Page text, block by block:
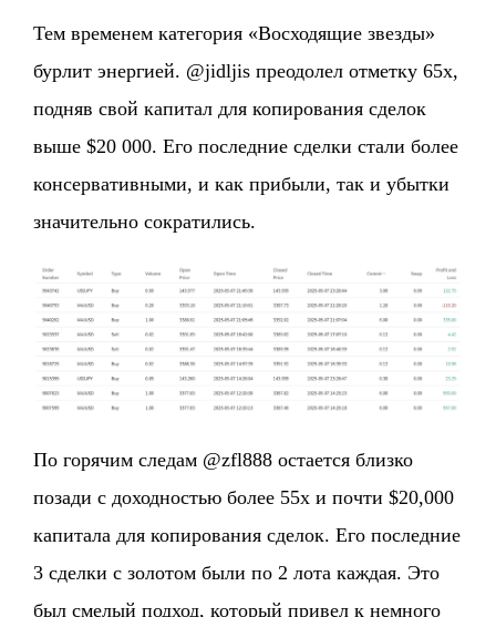
Тем временем категория «Восходящие звезды»
бурлит энергией. @jidljis преодолел отметку 65x,
подняв свой капитал для копирования сделок
выше $20 000. Его последние сделки стали более
консервативными, и как прибыли, так и убытки
значительно сократились.
По горячим следам @zfl888 остается близко
позади с доходностью более 55x и почти $20,000
капитала для копирования сделок. Его последние
3 сделки с золотом были по 2 лота каждая. Это
был смелый подход, который привел к немного